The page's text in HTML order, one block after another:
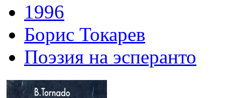
1996
Борис Токарев
Поэзия на эсперанто